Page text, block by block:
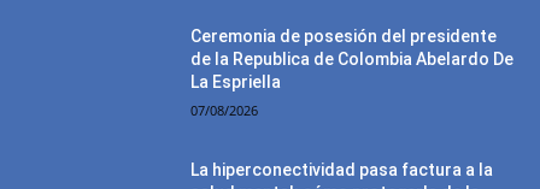
Ceremonia de posesión del presidente
de la Republica de Colombia Abelardo De
La Espriella
07/08/2026
La hiperconectividad pasa factura a la